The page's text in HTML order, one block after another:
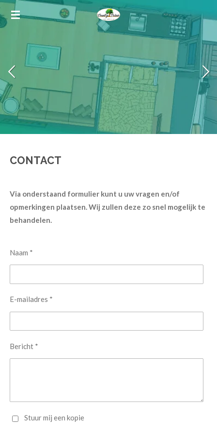
Ga
direct
hoofdinhoud
CONTACT
Via onderstaand formulier kunt u uw vragen en/of
opmerkingen plaatsen. Wij zullen deze zo snel mogelijk te
behandelen.
Naam *
E-mailadres *
Bericht *
Stuur mij een kopie